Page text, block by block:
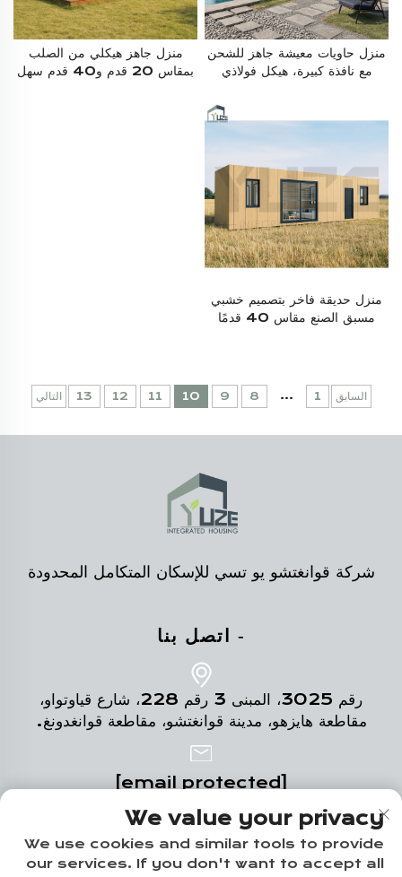
منزل حاويات معيشة جاهز للشحن
مع نافذة كبيرة، هيكل فولاذي
السكن البسيط، إقامة بوتيكية
جاهزة، كابينة تخييم
منزل جاهز هيكلي من الصلب
بمقاس 20 قدم و40 قدم سهل
منزل حديقة فاخر بتصميم خشبي
مسبق الصنع مقاس 40 قدمًا
السابق 1
...
8
9
10
11
12
13 التالي
شركة قوانغتشو يو تسي للإسكان المتكامل المحدودة
- اتصل بنا
رقم 3025، المبنى 3 رقم 228، شارع قياوتواو،
مقاطعة هايزهو، مدينة قوانغتشو، مقاطعة قوانغدونغ.
[email protected]
+86-18102719517
We value your privacy
We use cookies and similar tools to provide
our services. If you don't want to accept all